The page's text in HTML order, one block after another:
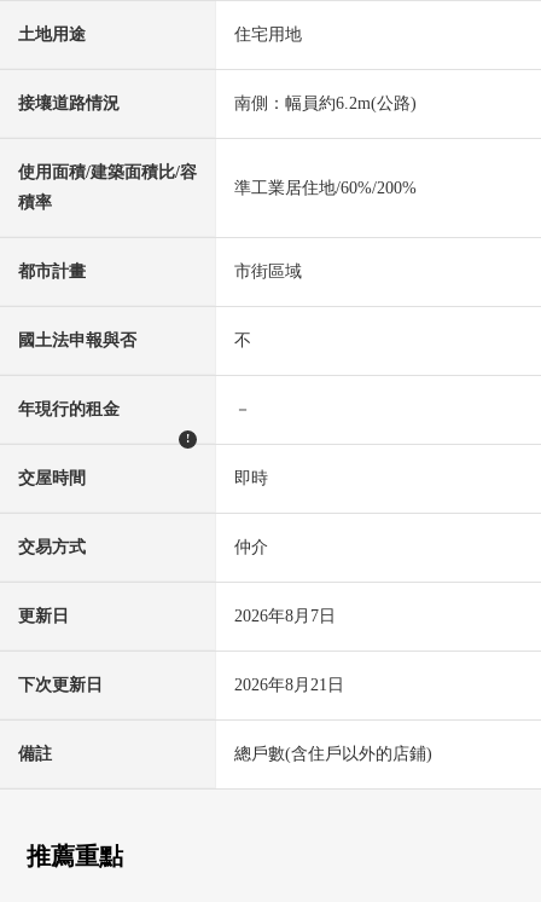
土地用途 住宅用地
接壤道路情況 南側：幅員約6.2m(公路)
使用面積/建築面積比/容
積率
準工業居住地/60%/200%
都市計畫 市街區域
國土法申報與否 不
年現行的租金
!
－
交屋時間 即時
交易方式 仲介
更新日 2026年8月7日
下次更新日 2026年8月21日
備註 總戶數(含住戶以外的店鋪)
推薦重點